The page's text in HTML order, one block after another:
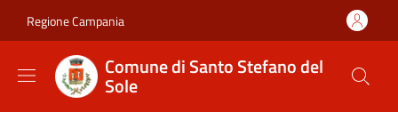
Regione Campania
Comune di Santo Stefano del
Sole